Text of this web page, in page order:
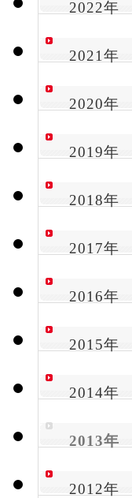
2022年
2021年
2020年
2019年
2018年
2017年
2016年
2015年
2014年
2013年
2012年